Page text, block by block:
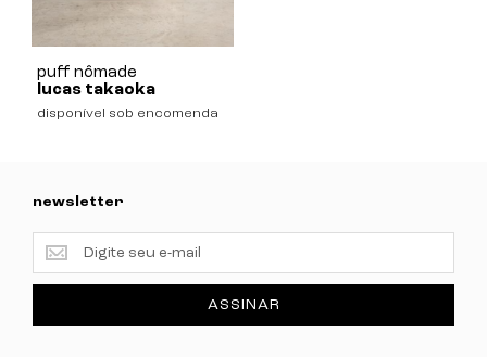
puff nômade
lucas takaoka
disponível sob encomenda
newsletter
newsletter
ASSINAR